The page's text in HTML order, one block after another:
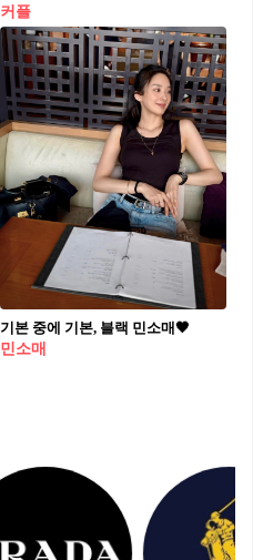
커플
기본 중에 기본, 블랙 민소매🖤
민소매